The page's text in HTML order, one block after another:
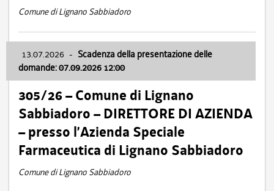
Comune di Lignano Sabbiadoro
13.07.2026 - Scadenza della presentazione delle
domande: 07.09.2026 12:00
305/26 – Comune di Lignano
Sabbiadoro – DIRETTORE DI AZIENDA
– presso l’Azienda Speciale
Farmaceutica di Lignano Sabbiadoro
Comune di Lignano Sabbiadoro